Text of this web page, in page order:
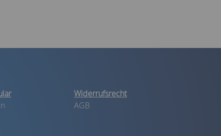
Widerrufsrecht
AGB